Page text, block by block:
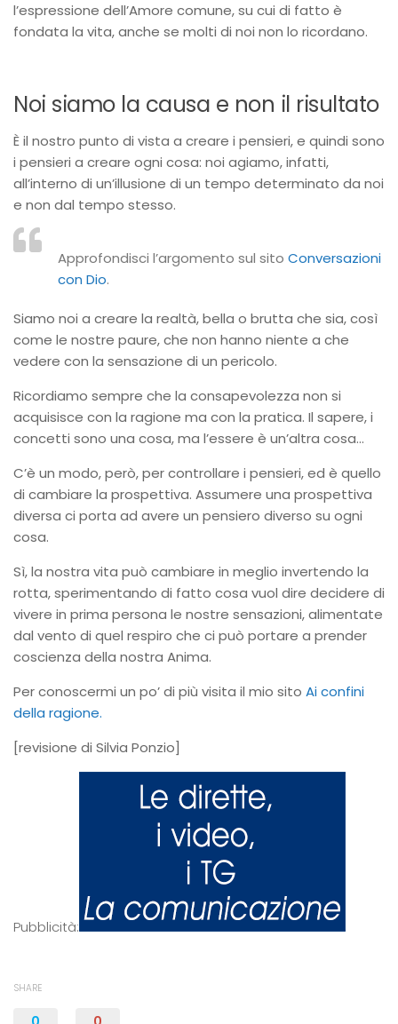
l’espressione dell’Amore comune, su cui di fatto è
fondata la vita, anche se molti di noi non lo ricordano.
Noi siamo la causa e non il risultato
È il nostro punto di vista a creare i pensieri, e quindi sono
i pensieri a creare ogni cosa: noi agiamo, infatti,
all’interno di un’illusione di un tempo determinato da noi
e non dal tempo stesso.
Approfondisci l’argomento sul sito Conversazioni
con Dio.
Siamo noi a creare la realtà, bella o brutta che sia, così
come le nostre paure, che non hanno niente a che
vedere con la sensazione di un pericolo.
Ricordiamo sempre che la consapevolezza non si
acquisisce con la ragione ma con la pratica. Il sapere, i
concetti sono una cosa, ma l’essere è un’altra cosa…
C’è un modo, però, per controllare i pensieri, ed è quello
di cambiare la prospettiva. Assumere una prospettiva
diversa ci porta ad avere un pensiero diverso su ogni
cosa.
Sì, la nostra vita può cambiare in meglio invertendo la
rotta, sperimentando di fatto cosa vuol dire decidere di
vivere in prima persona le nostre sensazioni, alimentate
dal vento di quel respiro che ci può portare a prender
coscienza della nostra Anima.
Per conoscermi un po’ di più visita il mio sito Ai confini
della ragione.
[revisione di Silvia Ponzio]
Pubblicità:
SHARE